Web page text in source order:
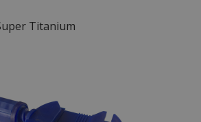
Titanium